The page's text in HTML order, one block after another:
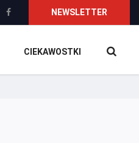
NEWSLETTER
CIEKAWOSTKI